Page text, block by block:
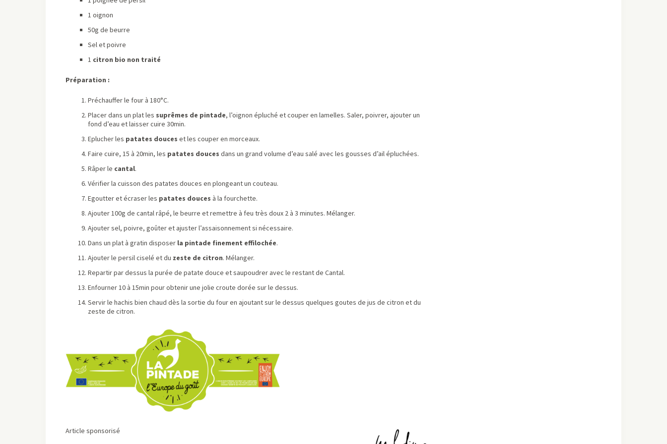
1 oignon
50g de beurre
Sel et poivre
1 citron bio non traité
Préparation :
Préchauffer le four à 180°C.
Placer dans un plat les suprêmes de pintade, l’oignon épluché et couper en lamelles. Saler, poivrer, ajouter un
fond d’eau et laisser cuire 30min.
Eplucher les patates douces et les couper en morceaux.
Faire cuire, 15 à 20min, les patates douces dans un grand volume d’eau salé avec les gousses d’ail épluchées.
Râper le cantal.
Vérifier la cuisson des patates douces en plongeant un couteau.
Egoutter et écraser les patates douces à la fourchette.
Ajouter 100g de cantal râpé, le beurre et remettre à feu très doux 2 à 3 minutes. Mélanger.
Ajouter sel, poivre, goûter et ajuster l’assaisonnement si nécessaire.
Dans un plat à gratin disposer la pintade finement effilochée.
Ajouter le persil ciselé et du zeste de citron. Mélanger.
Repartir par dessus la purée de patate douce et saupoudrer avec le restant de Cantal.
Enfourner 10 à 15min pour obtenir une jolie croute dorée sur le dessus.
Servir le hachis bien chaud dès la sortie du four en ajoutant sur le dessus quelques goutes de jus de citron et du
zeste de citron.
Article sponsorisé